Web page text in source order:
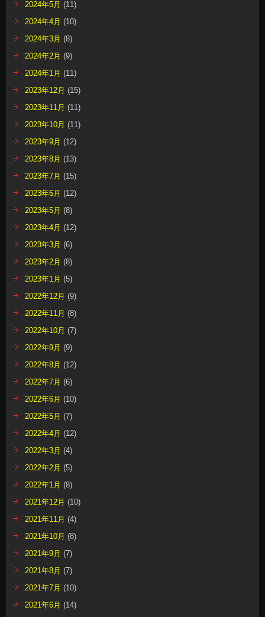
2024年5月 (11)
2024年4月 (10)
2024年3月 (8)
2024年2月 (9)
2024年1月 (11)
2023年12月 (15)
2023年11月 (11)
2023年10月 (11)
2023年9月 (12)
2023年8月 (13)
2023年7月 (15)
2023年6月 (12)
2023年5月 (8)
2023年4月 (12)
2023年3月 (6)
2023年2月 (8)
2023年1月 (5)
2022年12月 (9)
2022年11月 (8)
2022年10月 (7)
2022年9月 (9)
2022年8月 (12)
2022年7月 (6)
2022年6月 (10)
2022年5月 (7)
2022年4月 (12)
2022年3月 (4)
2022年2月 (5)
2022年1月 (8)
2021年12月 (10)
2021年11月 (4)
2021年10月 (8)
2021年9月 (7)
2021年8月 (7)
2021年7月 (10)
2021年6月 (14)